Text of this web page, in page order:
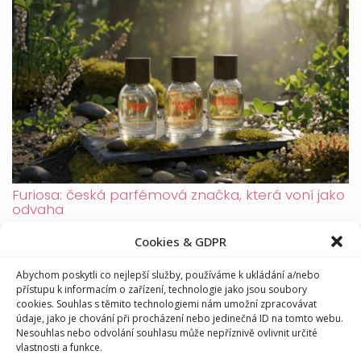
Cookies & GDPR
Abychom poskytli co nejlepší služby, používáme k ukládání a/nebo
přístupu k informacím o zařízení, technologie jako jsou soubory
cookies. Souhlas s těmito technologiemi nám umožní zpracovávat
údaje, jako je chování při procházení nebo jedinečná ID na tomto webu.
Nesouhlas nebo odvolání souhlasu může nepříznivě ovlivnit určité
vlastnosti a funkce.
Furiosa: česká parfémová značka, která voní jako
odvaha